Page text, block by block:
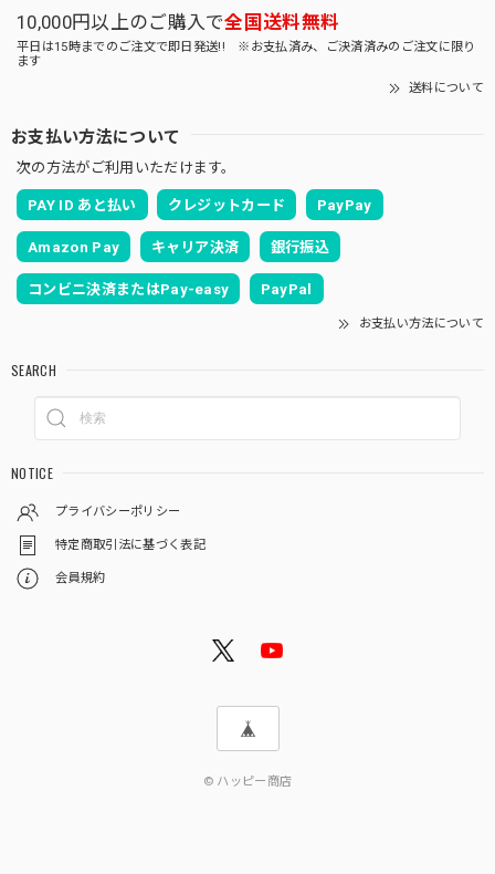
10,000円以上のご購入で全国送料無料
平日は15時までのご注文で即日発送!! ※お支払済み、ご決済済みのご注文に限り
ます
送料について
お支払い方法について
次の方法がご利用いただけます。
PAY ID あと払い クレジットカード PayPay
Amazon Pay キャリア決済 銀行振込
コンビニ決済またはPay-easy PayPal
お支払い方法について
SEARCH
NOTICE
プライバシーポリシー
特定商取引法に基づく表記
会員規約
© ハッピー商店